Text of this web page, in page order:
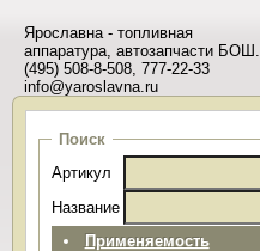
Ярославна - топливная
аппаратура, автозапчасти БОШ.
(495) 508-8-508, 777-22-33
info@yaroslavna.ru
Поиск
Артикул
Название
Применяемость